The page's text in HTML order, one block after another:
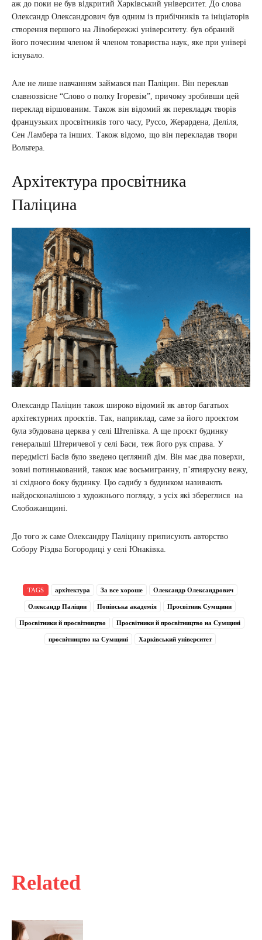
Related
аж до поки не був відкритий Харківський університет. До слова
Олександр Олександрович був одним із прибічників та ініціаторів
створення першого на Лівобережжі університету. був обраний
його почесним членом й членом товариства наук, яке при універі
існувало.
Але не лише навчанням займався пан Паліцин. Він переклав
славнозвісне “Слово о полку Ігоревім”, причому зробивши цей
переклад віршованим. Також він відомий як перекладач творів
французьких просвітників того часу, Руссо, Жерардена, Деліля,
Сен Ламбера та інших. Також відомо, що він перекладав твори
Вольтера.
Архітектура просвітника
Паліцина
Олександр Паліцин також широко відомий як автор багатьох
архітектурних проєктів. Так, наприклад, саме за його проєктом
була збудована церква у селі Штепівка. А ще проєкт будинку
генеральші Штеричевої у селі Баси, теж його рук справа. У
передмісті Басів було зведено цегляний дім. Він має два поверхи,
зовні потинькований, також має восьмигранну, п’ятиярусну вежу,
зі східного боку будинку. Цю садибу з будинком називають
найдосконалішою з художнього погляду, з усіх які збереглися на
Слобожанщині.
До того ж саме Олександру Паліцину приписують авторство
Собору Різдва Богородиці у селі Юнаківка.
TAGS архітектура За все хороше Олександр Олександрович
Олександр Паліцин Попівська академія Просвітник Сумщини
Просвітники й просвітництво Просвітники й просвітництво на Сумщині
просвітництво на Сумщині Харківський університет